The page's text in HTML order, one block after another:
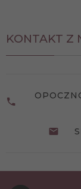
KONTAKT Z